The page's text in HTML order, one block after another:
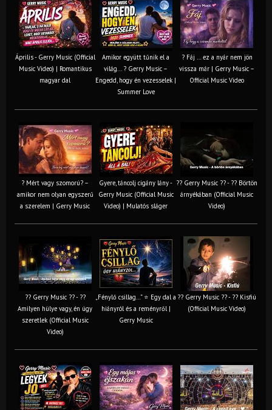
Április - Gerry Music (Official
Music Video) | Romantikus
magyar dal
Amikor együtt tűnik el a
világ... ? Gerry Music –
Engedd, hogy én vezesselek |
Summer Love
? Fáj … ez a nyár nem jön
vissza már | Gerry Music –
Official Music Video
? Mért vagy szomorú? –
amikor nem olyan egyszerű
a szerelem | Gerry Music
Gyere, táncolj cigány lány -
Gerry Music (Official Music
Video) | Mulatós sláger
?? Gerry Music ?? - ?? Börtön
árnyékában (Official Music
Video)
?? Gerry Music ?? - ??
Amilyen hülye vagy, én úgy
szeretlek (Official Music
Video)
„Fénylő csillag…” ⭐ Egy dal a
hiányról és a reményről |
Gerry Music
?? Gerry Music ?? - ?? Kisfiú
(Official Music Video)